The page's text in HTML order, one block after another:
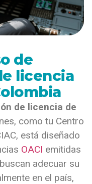
de
licencia
de licencia de
como tu Centro
está diseñado
OACI emitidas
adecuar su
en el país,